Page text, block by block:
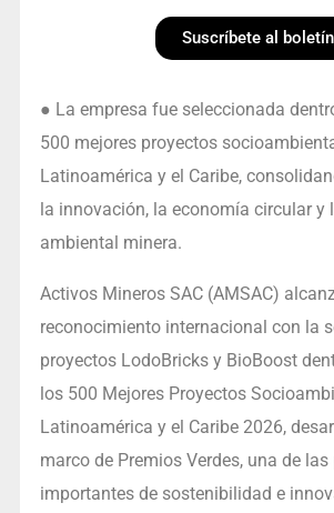
Suscríbete al boletín
● La empresa fue seleccionada
500 mejores proyectos
Latinoamérica y el Caribe,
la innovación, la economía circular y
ambiental minera.
Activos Mineros SAC (AMSAC)
reconocimiento internacional con la
proyectos LodoBricks y BioBoost
los 500 Mejores Proyectos
Latinoamérica y el Caribe 2026,
marco de Premios Verdes, una de
importantes de sostenibilidad e